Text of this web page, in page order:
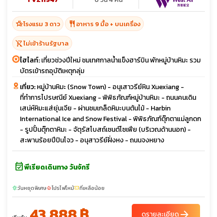
hotel_classโรงแรม 3 ดาว restaurant อาหาร 9 มื้อ + บนเครื่อง
shopping_cart_offไม่เข้าร้านรัฐบาล
ไฮไลท์:เที่ยวช่วงปีใหม่ ชมเทศกาลน้ำแข็งฮาร์บิน พักหมู่บ้านหิมะ รวม
บัตรเข้ารถอุบัติเหตุกลุ่ม
เที่ยว:หมู่บ้านหิมะ (Snow Town) - อนุเสาวรีย์หิน Xuexiang -
ที่ทำการไปรษณีย์ Xuexiang - พิพิธภัณฑ์หมู่บ้านหิมะ - ถนนคนเดิน
เสน่ห์หิมะแส่ยุ่นเจีย - ผ่านชมเกล็ดหิมะบนต้นไม้ - Harbin
International Ice and Snow Festival - พิพิธภัณฑ์ตุ๊กตาแม่ลูกดก
- รูปปั้นตุ๊กตาหิมะ - จัตุรัสโบสถ์เซนต์โซเฟีย (บริเวณด้านนอก) -
สะพานร้อยปีปินโจว - อนุสาวรีย์ฝั่งหง - ถนนจงหยาง
event_availableพีเรียดเดินทาง วันจักรี
sunnyวันหยุดพิเศษlocal_fire_departmentโปรไฟไหม้confirmation_numberที่เหลือน้อย
ดูรายละเอียด